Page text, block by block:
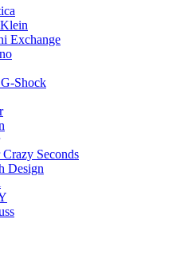
Exchange
Shock
Seconds
Design